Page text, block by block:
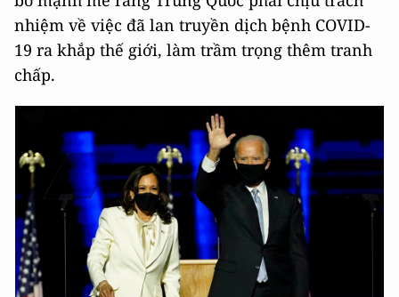
nhiệm về việc đã lan truyền dịch bệnh COVID-
19 ra khắp thế giới, làm trầm trọng thêm tranh
chấp.